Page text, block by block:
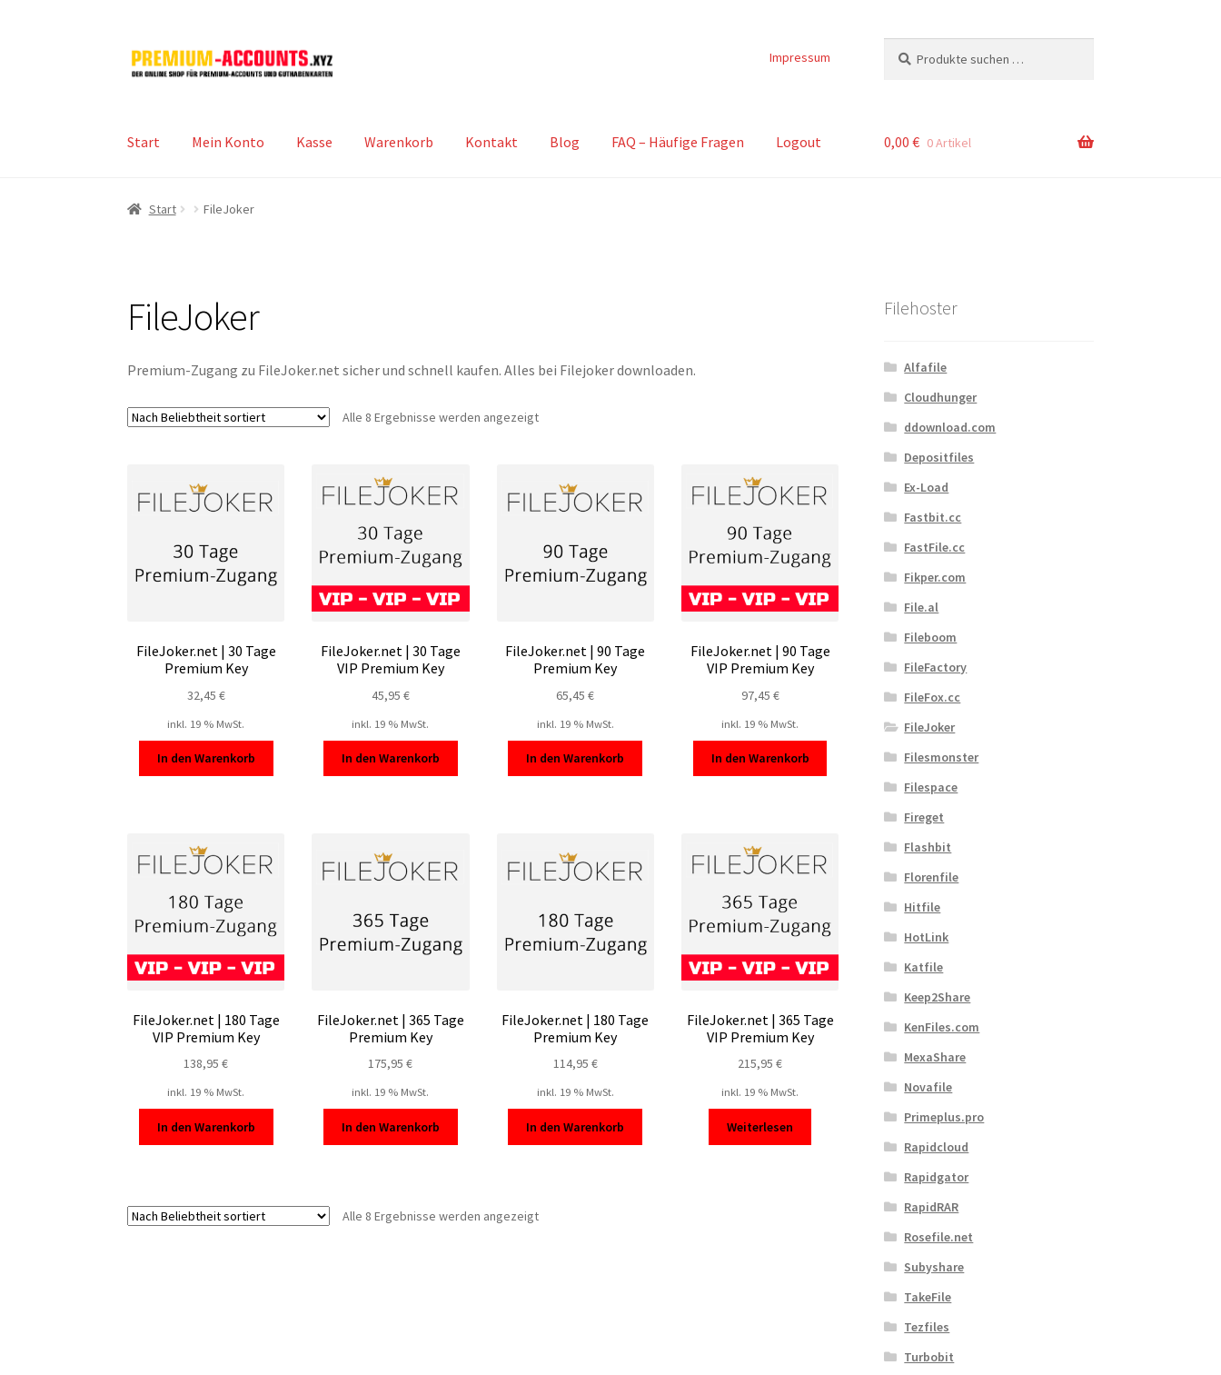
Zur
Navigation
Zum
Inhalt
Impressum
nach:
Start Mein Konto Kasse Warenkorb Kontakt Blog FAQ – Häufige Fragen Logout 0,00 € 0 Artikel
Start FileJoker
FileJoker
Premium-Zugang zu FileJoker.net sicher und schnell kaufen. Alles bei Filejoker downloaden.
Alle 8 Ergebnisse werden angezeigtNach
FileJoker.net | 30 Tage
Premium Key
32,45 €
inkl. 19 % MwSt.
In den Warenkorb
FileJoker.net | 30 Tage
VIP Premium Key
45,95 €
inkl. 19 % MwSt.
In den Warenkorb
FileJoker.net | 90 Tage
Premium Key
65,45€
inkl. 19 % MwSt.
In den Warenkorb
FileJoker.net | 90 Tage
VIP Premium Key
97,45 €
inkl. 19 % MwSt.
In den Warenkorb
FileJoker.net | 180 Tage
VIP Premium Key
138,95€
inkl. 19 % MwSt.
In den Warenkorb
FileJoker.net | 365 Tage
Premium Key
175,95€
inkl. 19 % MwSt.
In den Warenkorb
FileJoker.net | 180 Tage
Premium Key
114,95 €
inkl. 19 % MwSt.
In den Warenkorb
FileJoker.net | 365 Tage
VIP Premium Key
215,95 €
inkl. 19 % MwSt.
Weiterlesen
Alle 8 Ergebnisse werden angezeigtNach
Filehoster
Alfafile
Cloudhunger
ddownload.com
Depositfiles
Ex-Load
Fastbit.cc
FastFile.cc
Fikper.com
File.al
Fileboom
FileFactory
FileFox.cc
FileJoker
Filesmonster
Filespace
Fireget
Flashbit
Florenfile
Hitfile
HotLink
Katfile
Keep2Share
KenFiles.com
MexaShare
Novafile
Primeplus.pro
Rapidcloud
Rapidgator
RapidRAR
Rosefile.net
Subyshare
TakeFile
Tezfiles
Turbobit